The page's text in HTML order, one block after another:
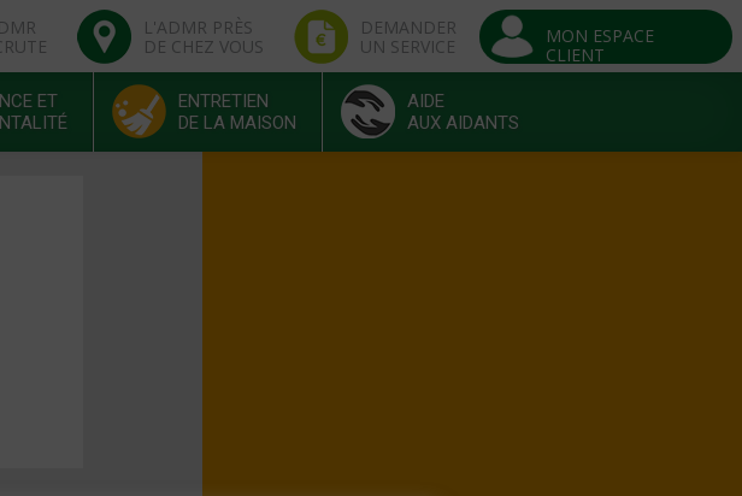
L'ADMR PRÈS
DE CHEZ VOUS
DEMANDER
UN SERVICE
MON ESPACE
CLIENT
ET
ENTRETIEN
DE LA MAISON
AIDE
AUX AIDANTS